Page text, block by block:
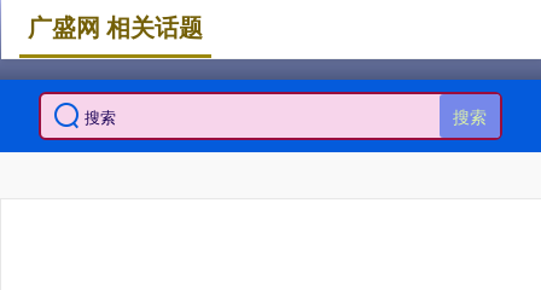
搜索
广盛网 相关话题